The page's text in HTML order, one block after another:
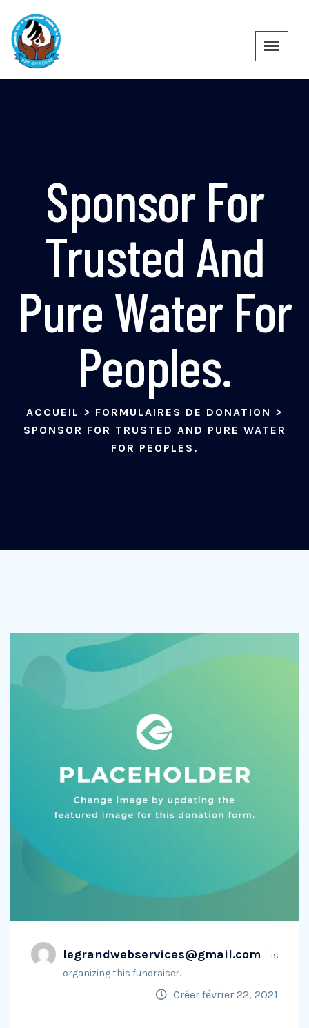
Sponsor For
Trusted And
Pure Water For
Peoples.
ACCUEIL > FORMULAIRES DE DONATION >
SPONSOR FOR TRUSTED AND PURE WATER
FOR PEOPLES.
legrandwebservices@gmail.com
is
organizing this fundraiser.
Créer février 22, 2021